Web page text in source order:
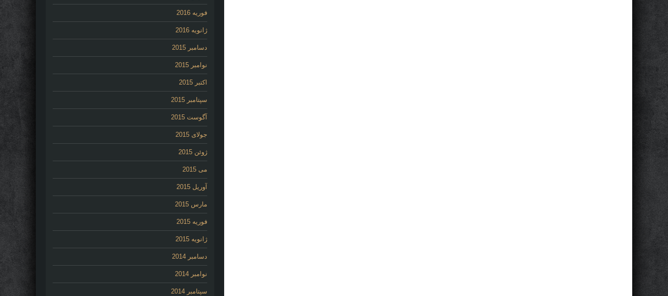
فوریه 2016
ژانویه 2016
دسامبر 2015
نوامبر 2015
اکتبر 2015
سپتامبر 2015
آگوست 2015
جولای 2015
ژوئن 2015
می 2015
آوریل 2015
مارس 2015
فوریه 2015
ژانویه 2015
دسامبر 2014
نوامبر 2014
سپتامبر 2014